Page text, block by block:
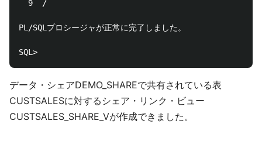
  9  /
PL/SQLプロシージャが正常に完了しました。
データ・シェアDEMO_SHAREで共有されている表
CUSTSALESに対するシェア・リンク・ビュー
CUSTSALES_SHARE_Vが作成できました。